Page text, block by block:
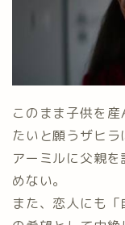
このまま子供を
たいと願うザヒラ
アーミルに父親
めない。
また、恋人にも